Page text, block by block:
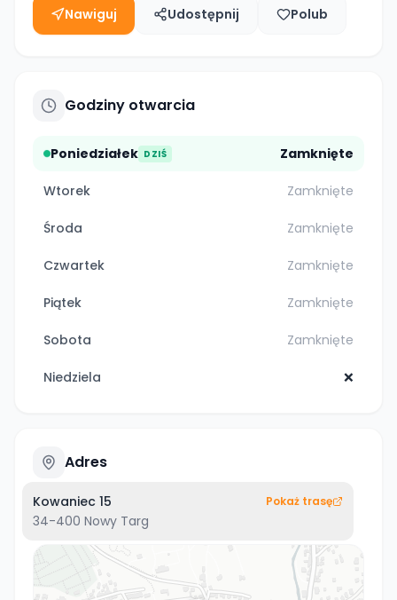
Nawiguj Udostępnij Polub
Godziny otwarcia
Poniedziałek DZIŚ Zamknięte
Wtorek Zamknięte
Środa Zamknięte
Czwartek Zamknięte
Piątek Zamknięte
Sobota Zamknięte
Niedziela ❌
Adres
Kowaniec 15
34-400 Nowy Targ
Pokaż trasę